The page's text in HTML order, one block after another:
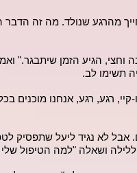
מהרגע שנולד. מה זה הדבר
וחצי, הגיע הזמן שיתבגר."
תשימו לב.
קיי, רגע, רגע, אנחנו
אבל לא נגיד ליעל שתפסיק
ושאלה "למה הטיפול שלי